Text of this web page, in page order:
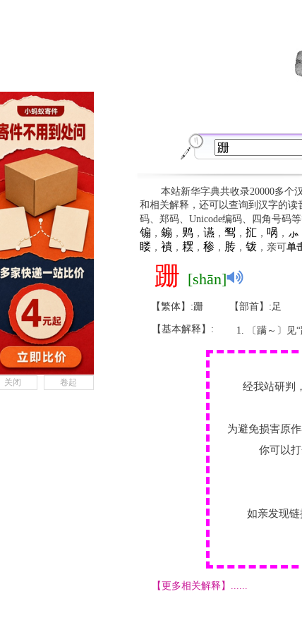
本站新华字典共收录20000多个
和相关解释，还可以查询到汉字的
码、郑码、Unicode编码、四角号码
䦂 ， 䥇 ， 䴗， 䜩， 䴕， 㧟 ， 㖞 ， ⺗
䁖， 䙡， 䎬 ， 䅟， 䏝， 䥽，亲可单
跚 [shān]
【繁体】:跚 【部首】:足
【基本解释】: 〔蹒～〕见“
经我站研判
为避免损害原
你可以
如亲发现
【更多相关解释】......
关闭 卷起